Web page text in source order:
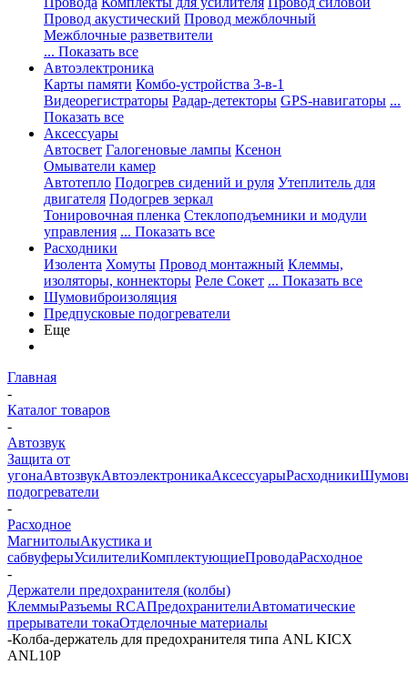
Провод акустический Провод межблочный
Межблочные разветвители
... Показать все
Автоэлектроника
Карты памяти Комбо-устройства 3-в-1
Видеорегистраторы Радар-детекторы GPS-навигаторы ...
Показать все
Аксессуары
Автосвет Галогеновые лампы Ксенон
Омыватели камер
Автотепло Подогрев сидений и руля Утеплитель для
двигателя Подогрев зеркал
Тонировочная пленка Стеклоподъемники и модули
управления ... Показать все
Расходники
Изолента Хомуты Провод монтажный Клеммы,
изоляторы, коннекторы Реле Сокет ... Показать все
Шумовиброизоляция
Предпусковые подогреватели
Еще
Главная
-
Каталог товаров
-
Автозвук
Защита от
угонаАвтозвукАвтоэлектроникаАксессуарыРасходники
подогреватели
-
Расходное
МагнитолыАкустика и
сабвуферыУсилителиКомплектующиеПроводаРасходное
-
Держатели предохранителя (колбы)
КлеммыРазъемы RCAПредохранителиАвтоматические
прерыватели токаОтделочные материалы
-Колба-держатель для предохранителя типа ANL KICX
ANL10P